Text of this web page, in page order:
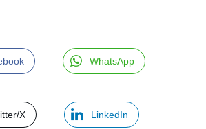
WhatsApp
X LinkedIn